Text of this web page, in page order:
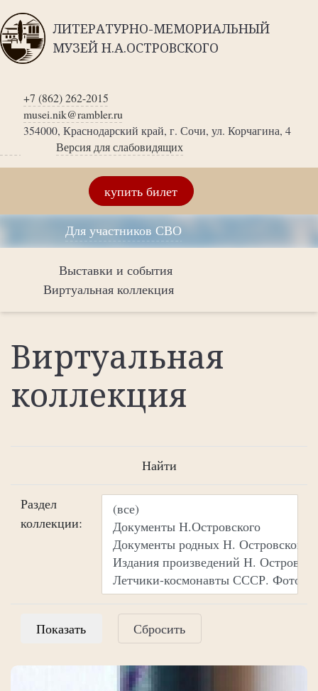
ЛИТЕРАТУРНО-МЕМОРИАЛЬНЫЙ
МУЗЕЙ Н.А.ОСТРОВСКОГО
+7 (862) 262-2015
musei.nik@rambler.ru
354000, Краснодарский край, г. Сочи, ул. Корчагина, 4
Версия для слабовидящих
купить билет
Для участников СВО
Выставки и события
Виртуальная коллекция
Виртуальная
коллекция
Найти
Раздел
коллекции:
Сбросить